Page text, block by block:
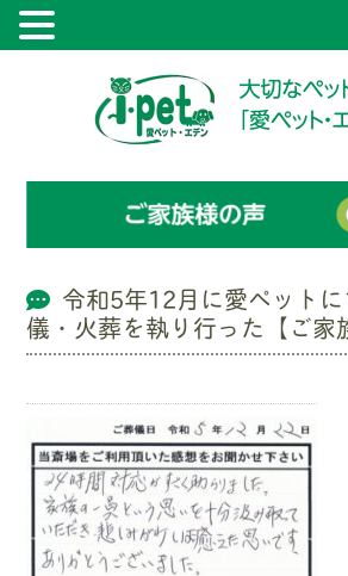
令和5年12月に愛ペット
儀・火葬を執り行った【ご家